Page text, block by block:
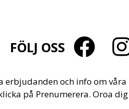
FÖLJ OSS
erbjudanden och info om
på Prenumerera. Oroa